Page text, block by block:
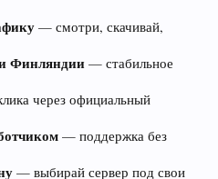
— смотри, скачивай,
Финляндии — стабильное
через официальный
— поддержка без
— выбирай сервер под свои